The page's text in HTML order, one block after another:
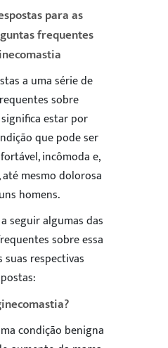
para as
frequentes
a uma série de
sobre
estar por
que pode ser
incômoda e,
mesmo dolorosa
homens.
seguir algumas das
sobre essa
suas respectivas
condição benigna